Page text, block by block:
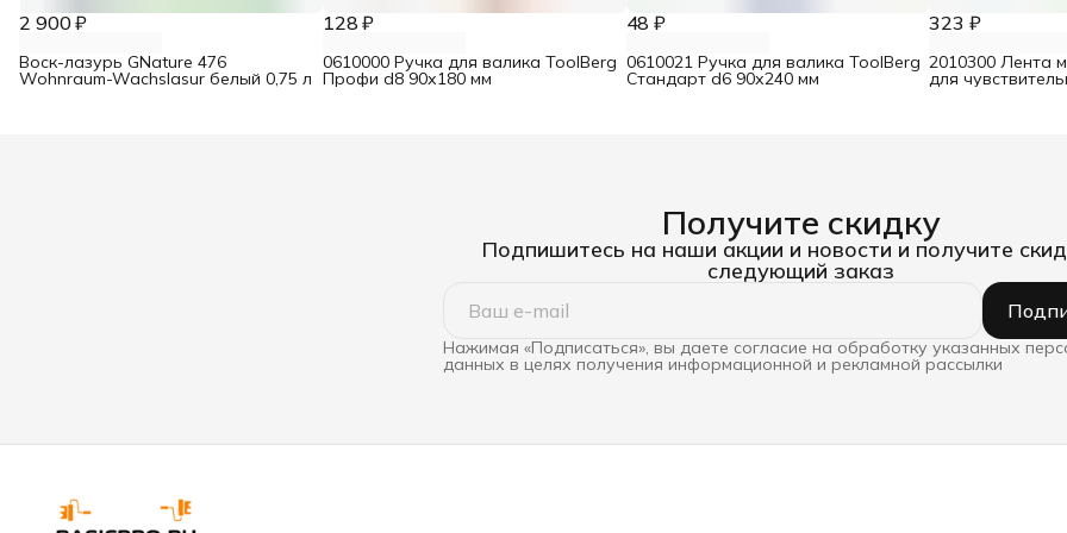
2 900 ₽
Воск-лазурь GNature 476
Wohnraum-Wachslasur белый 0,75 л
128 ₽
0610000 Ручка для валика ToolBerg
Профи d8 90х180 мм
48 ₽
0610021 Ручка для валика ToolBerg
Стандарт d6 90х240 мм
323 ₽
2010300 Лента
для
Получите скидку
Подпишитесь на наши акции и новости и получите
следующий заказ
Нажимая «Подписаться», вы даете согласие на обработку указанных
данных в целях получения информационной и рекламной рассылки